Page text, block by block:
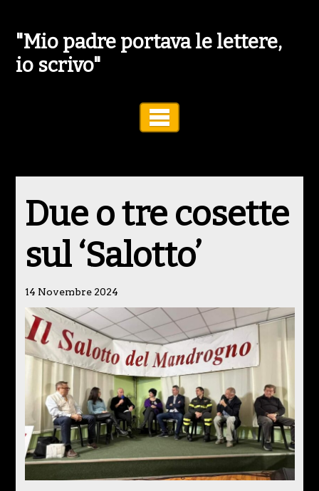
"Mio padre portava le lettere,
io scrivo"
Due o tre cosette
sul ‘Salotto’
14 Novembre 2024